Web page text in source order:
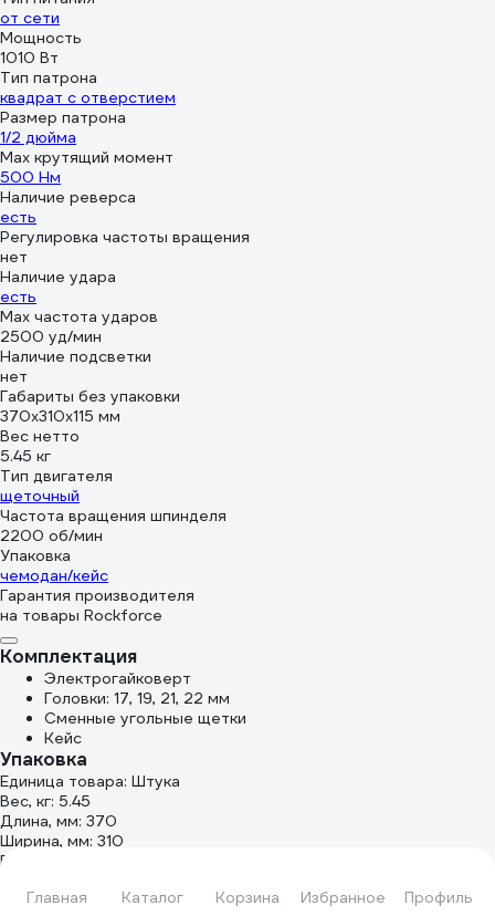
Главная Каталог Корзина Избранное Профиль
от сети
Мощность
1010 Вт
Тип патрона
квадрат с отверстием
Размер патрона
1/2 дюйма
Max крутящий момент
500 Нм
Наличие реверса
есть
Регулировка частоты вращения
нет
Наличие удара
есть
Мах частота ударов
2500 уд/мин
Наличие подсветки
нет
Габариты без упаковки
370х310х115 мм
Вес нетто
5.45 кг
Тип двигателя
щеточный
Частота вращения шпинделя
2200 об/мин
Упаковка
чемодан/кейс
Гарантия производителя
на товары Rockforce
Комплектация
Электрогайковерт
Головки: 17, 19, 21, 22 мм
Сменные угольные щетки
Кейс
Упаковка
Единица товара: Штука
Вес, кг: 5.45
Длина, мм: 370
Ширина, мм: 310
Высота, мм: 115
WT03071(60035)